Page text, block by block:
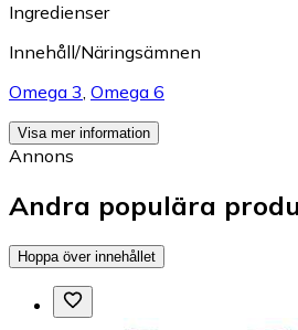
Ingredienser
Innehåll/Näringsämnen
Omega 3, Omega 6
Visa mer information
Annons
Andra populära
Hoppa över innehållet